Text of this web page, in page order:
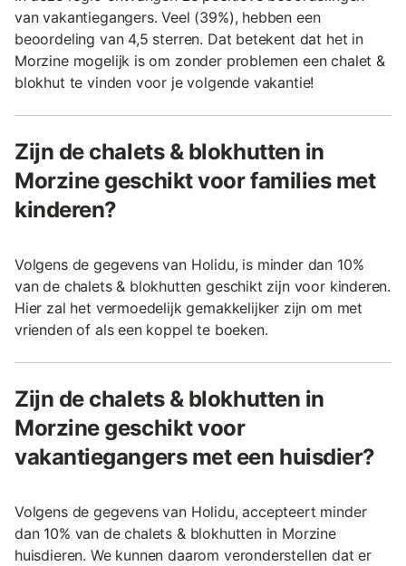
van vakantiegangers. Veel (39%), hebben een
beoordeling van 4,5 sterren. Dat betekent dat het in
Morzine mogelijk is om zonder problemen een chalet &
blokhut te vinden voor je volgende vakantie!
Zijn de chalets & blokhutten in
Morzine geschikt voor families met
kinderen?
Volgens de gegevens van Holidu, is minder dan 10%
van de chalets & blokhutten geschikt zijn voor kinderen.
Hier zal het vermoedelijk gemakkelijker zijn om met
vrienden of als een koppel te boeken.
Zijn de chalets & blokhutten in
Morzine geschikt voor
vakantiegangers met een huisdier?
Volgens de gegevens van Holidu, accepteert minder
dan 10% van de chalets & blokhutten in Morzine
huisdieren. We kunnen daarom veronderstellen dat er